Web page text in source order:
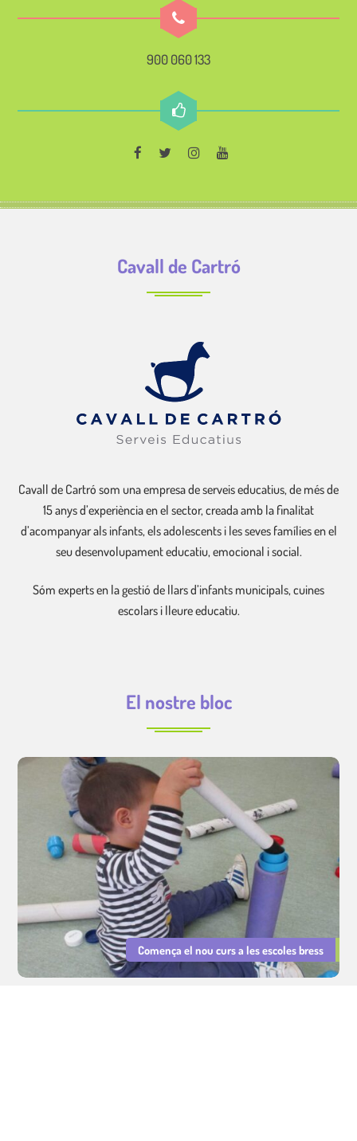
900 060 133
Cavall de Cartró
Cavall de Cartró som una empresa de serveis educatius, de més de
15 anys d’experiència en el sector, creada amb la finalitat
d’acompanyar als infants, els adolescents i les seves famílies en el
seu desenvolupament educatiu, emocional i social.
Sóm experts en la gestió de llars d’infants municipals, cuines
escolars i lleure educatiu.
El nostre bloc
Comença el nou curs a les escoles bress